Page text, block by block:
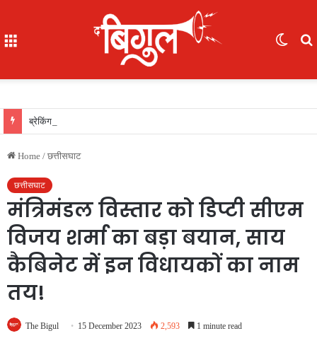
ब्रेकिंग : 05 IAS की नई पदस्थापना..देखिए सूची
Home / छत्तीसघाट
छत्तीसघाट
मंत्रिमंडल विस्तार को डिप्टी सीएम
विजय शर्मा का बड़ा बयान, साय
कैबिनेट में इन विधायकों का नाम
तय!
The Bigul 15 December 2023 2,593 1 minute read